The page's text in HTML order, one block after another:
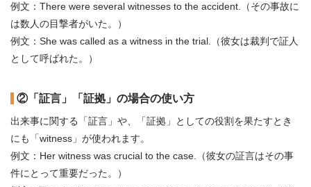
例文：There were several witnesses to the accident.（その事故に
は数人の目撃者がいた。）
例文：She was called as a witness in the trial.（彼女は裁判で証人
として呼ばれた。）
②「証言」「証拠」の場合の使い方
出来事に関する「証言」や、「証拠」としての役割を果たすとき
にも「witness」が使われます。
例文：Her witness was crucial to the case.（彼女の証言はその事
件にとって重要だった。）